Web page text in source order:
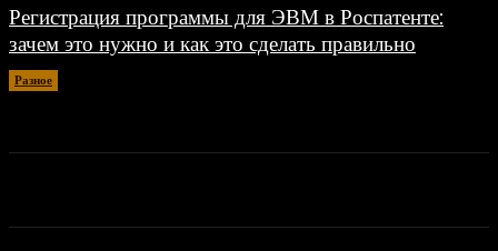
Регистрация программы для ЭВМ в Роспатенте:
зачем это нужно и как это сделать правильно
Разное